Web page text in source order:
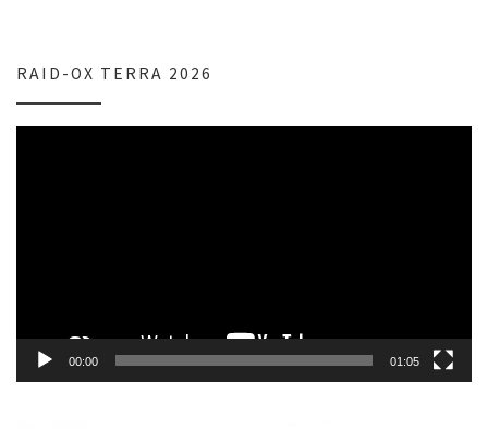
RAID-OX TERRA 2026
00:00 01:05